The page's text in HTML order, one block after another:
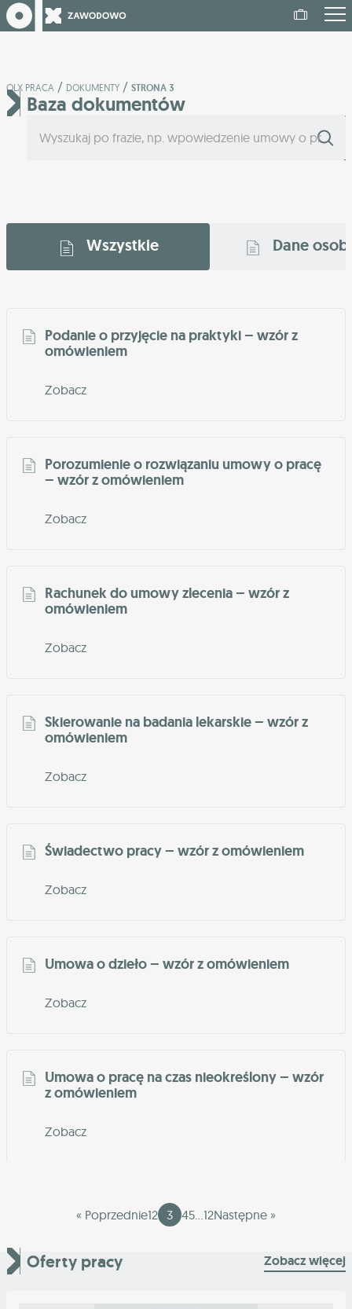
OLX PRACA / DOKUMENTY / STRONA 3
Baza dokumentów
Wszystkie Dane
Podanie o przyjęcie na praktyki – wzór z
omówieniem
Zobacz
Porozumienie o rozwiązaniu umowy o pracę
– wzór z omówieniem
Zobacz
Rachunek do umowy zlecenia – wzór z
omówieniem
Zobacz
Skierowanie na badania lekarskie – wzór z
omówieniem
Zobacz
Świadectwo pracy – wzór z omówieniem
Zobacz
Umowa o dzieło – wzór z omówieniem
Zobacz
Umowa o pracę na czas nieokreślony – wzór
z omówieniem
Zobacz
« Poprzednie12 3 45…12Następne »
Oferty pracy Zobacz więcej